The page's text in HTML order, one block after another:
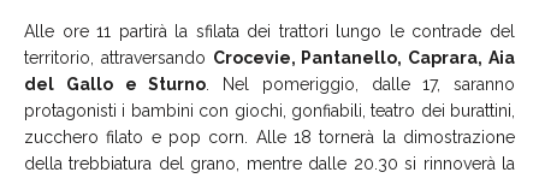
Alle ore 11 partirà la sfilata dei trattori lungo le contrade del
territorio, attraversando Crocevie, Pantanello, Caprara, Aia
del Gallo e Sturno . Nel pomeriggio, dalle 17, saranno
protagonisti i bambini con giochi, gonfiabili, teatro dei burattini,
zucchero filato e pop corn. Alle 18 tornerà la dimostrazione
della trebbiatura del grano, mentre dalle 20.30 si rinnoverà la